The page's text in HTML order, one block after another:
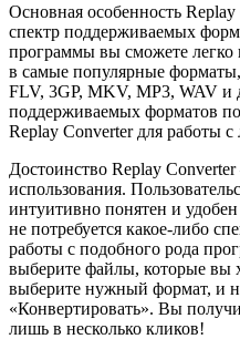
Основная особенность
спектр поддерживаемых
программы вы сможете легко
в самые популярные
FLV, 3GP, MKV, MP3, WAV и
поддерживаемых форматов
Replay Converter для работы
Достоинство Replay
использования.
интуитивно понятен и
не потребуется какое-либо
работы с подобного рода
выберите файлы, которые вы
выберите нужный формат, и
«Конвертировать». Вы
лишь в несколько кликов!